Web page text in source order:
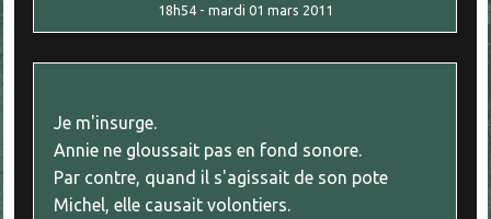
18h54- mardi 01 mars 2011
Je m'insurge.
Annie ne gloussait pas en fond sonore.
Par contre, quand il s'agissait de son pote
Michel, elle causait volontiers.